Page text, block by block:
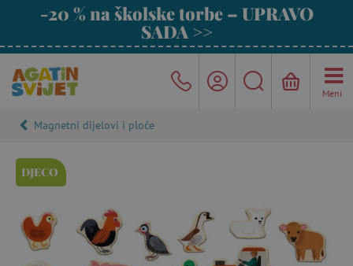
-20 % na školske torbe – UPRAVO
SADA >>
Meni
Magnetni dijelovi i ploče
DJECO